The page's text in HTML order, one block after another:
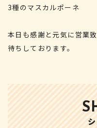
3種のマスカルポー
本日も感謝と元気に営業
待ちしております。